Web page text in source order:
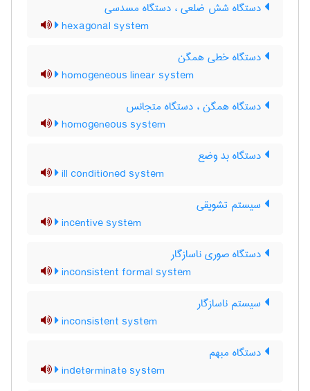
دستگاه شش ضلعی ، دستگاه مسدسی
hexagonal system
دستگاه خطی همگن
homogeneous linear system
دستگاه همگن ، دستگاه متجانس
homogeneous system
دستگاه بد وضع
ill conditioned system
سیستم تشویقی
incentive system
دستگاه صوری ناسازگار
inconsistent formal system
سیستم ناسازگار
inconsistent system
دستگاه مبهم
indeterminate system